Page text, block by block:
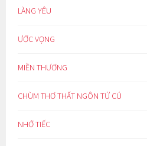
LÀNG YÊU
ƯỚC VỌNG
MIỀN THƯƠNG
CHÙM THƠ THẤT NGÔN TỨ CÚ
NHỚ TIẾC